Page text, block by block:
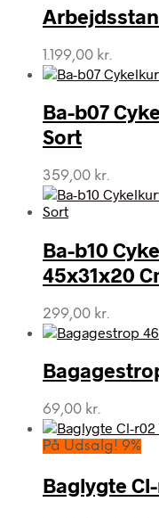
1.199,00 kr.
Ba-b07
Sort
359,00 kr.
Ba-b10
45x31x20
299,00 kr.
69,00 kr.
På Udsalg! 9%
Baglygte